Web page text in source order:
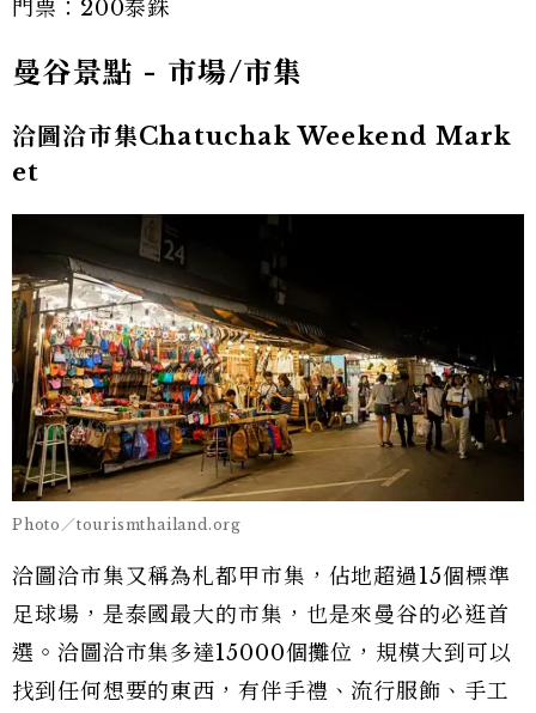
門票：200泰銖
曼谷景點 - 市場/市集
洽圖洽市集Chatuchak Weekend Mark
et
Photo／tourismthailand.org
洽圖洽市集又稱為札都甲市集，佔地超過15個標準
足球場，是泰國最大的市集，也是來曼谷的必逛首
選。洽圖洽市集多達15000個攤位，規模大到可以
找到任何想要的東西，有伴手禮、流行服飾、手工